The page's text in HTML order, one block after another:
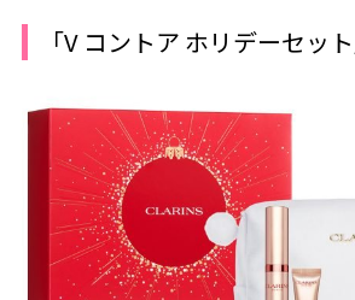
「V コントア ホリデーセッ